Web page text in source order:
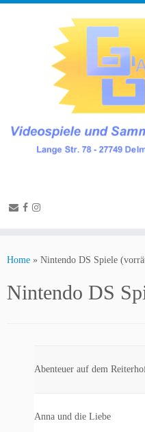
Home » Nintendo DS Spiele
Nintendo DS
Abenteuer auf dem
Anna und die Liebe